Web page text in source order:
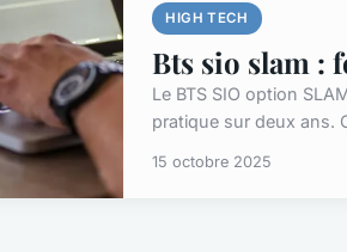
HIGH TECH
Bts sio slam :
Le BTS SIO option
pratique sur deux ans.
15 octobre 2025